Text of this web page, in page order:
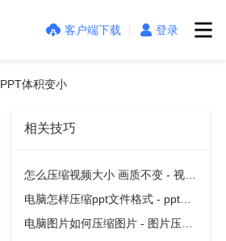
客户端下载 登录
PPT体积变小
相关技巧
怎么压缩视频大小 画质不变 - 视频
压缩教程
电脑怎样压缩ppt文件格式 - ppt压
缩教程
电脑图片如何压缩图片 - 图片压缩